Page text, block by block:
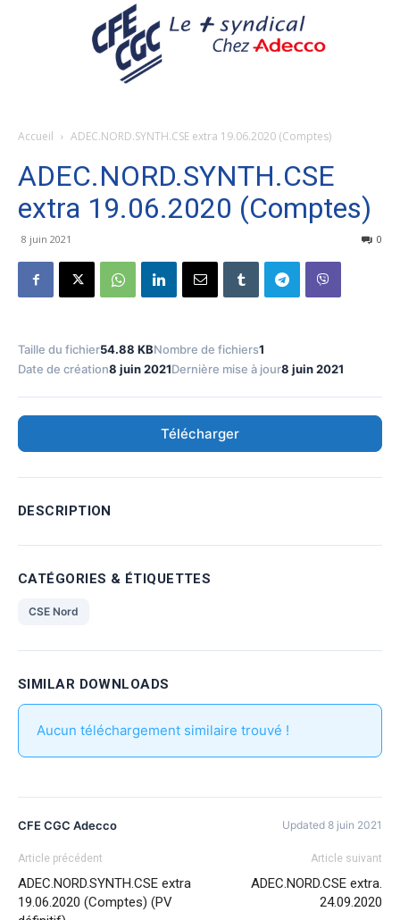
Accueil ADEC.NORD.SYNTH.CSE extra 19.06.2020 (Comptes)
ADEC.NORD.SYNTH.CSE
extra 19.06.2020 (Comptes)
8 juin 2021 0
Taille du fichier54.88 KBNombre de fichiers1
Date de création8 juin 2021Dernière mise à jour8 juin 2021
Télécharger
DESCRIPTION
CATÉGORIES & ÉTIQUETTES
CSE Nord
SIMILAR DOWNLOADS
Aucun téléchargement similaire trouvé !
CFE CGC Adecco Updated 8 juin 2021
Article précédent
ADEC.NORD.SYNTH.CSE extra
19.06.2020 (Comptes) (PV
Article suivant
ADEC.NORD.CSE extra.
24.09.2020